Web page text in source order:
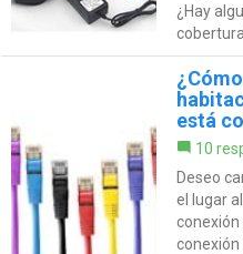
¿Hay
está
10
Deseo
el lugar
conexión
conexión